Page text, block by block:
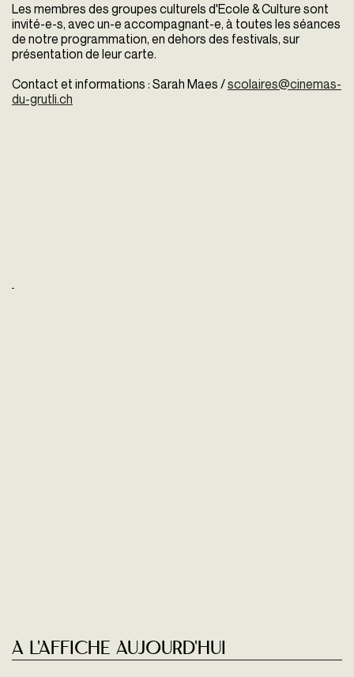
Les membres des groupes culturels d'Ecole & Culture sont
invité-e-s, avec un-e accompagnant-e, à toutes les séances
de notre programmation, en dehors des festivals, sur
présentation de leur carte.
Contact et informations : Sarah Maes /scolaires@cinemas-
du-grutli.ch
A l'affiche aujourd'hui